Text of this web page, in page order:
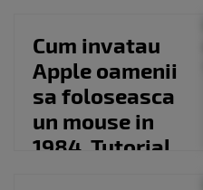
de stocare
Cum invatau
Apple oamenii
sa foloseasca
un mouse in
1984. Tutorial